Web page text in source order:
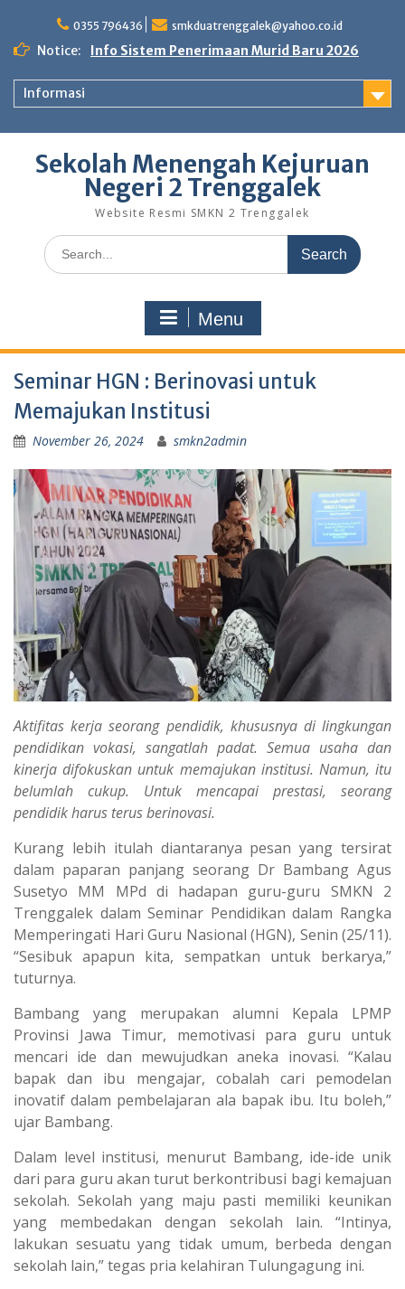
content
0355 796436 smkduatrenggalek@yahoo.co.id
Notice: Info Sistem Penerimaan Murid Baru 2026
Informasi
Sekolah Menengah Kejuruan
Negeri 2 Trenggalek
Website Resmi SMKN 2 Trenggalek
Search
for:
Menu
Seminar HGN : Berinovasi untuk
Memajukan Institusi
November 26, 2024 smkn2admin
Aktifitas kerja seorang pendidik, khususnya di lingkungan
pendidikan vokasi, sangatlah padat. Semua usaha dan
kinerja difokuskan untuk memajukan institusi. Namun, itu
belumlah cukup. Untuk mencapai prestasi, seorang
pendidik harus terus berinovasi.
Kurang lebih itulah diantaranya pesan yang tersirat
dalam paparan panjang seorang Dr Bambang Agus
Susetyo MM MPd di hadapan guru-guru SMKN 2
Trenggalek dalam Seminar Pendidikan dalam Rangka
Memperingati Hari Guru Nasional (HGN), Senin (25/11).
“Sesibuk apapun kita, sempatkan untuk berkarya,”
tuturnya.
Bambang yang merupakan alumni Kepala LPMP
Provinsi Jawa Timur, memotivasi para guru untuk
mencari ide dan mewujudkan aneka inovasi. “Kalau
bapak dan ibu mengajar, cobalah cari pemodelan
inovatif dalam pembelajaran ala bapak ibu. Itu boleh,”
ujar Bambang.
Dalam level institusi, menurut Bambang, ide-ide unik
dari para guru akan turut berkontribusi bagi kemajuan
sekolah. Sekolah yang maju pasti memiliki keunikan
yang membedakan dengan sekolah lain. “Intinya,
lakukan sesuatu yang tidak umum, berbeda dengan
sekolah lain,” tegas pria kelahiran Tulungagung ini.